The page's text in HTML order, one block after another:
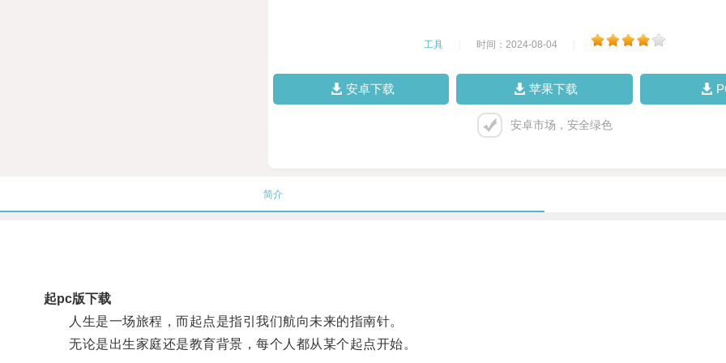
工具 时间：2024-08-04
安卓下载 苹果下载
安卓市场，安全绿色
简介
起pc版下载
人生是一场旅程，而起点是指引我们航向未来的指南针。
无论是出生家庭还是教育背景，每个人都从某个起点开始。